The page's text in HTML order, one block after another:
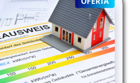
ON
SALE